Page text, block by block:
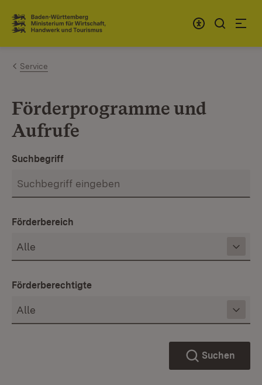
Zum Inhalt springen
Link zur Startseite
Service
Förderprogramme und
Aufrufe
Suchbegriff
Förderbereich
Förderberechtigte
Suchen